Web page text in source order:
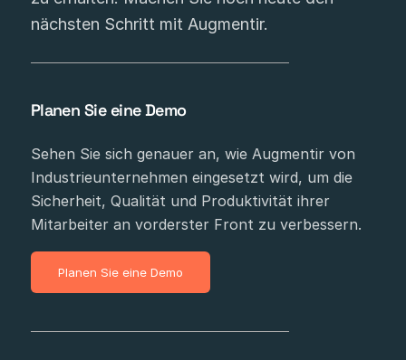
nächsten Schritt mit Augmentir.
Planen Sie eine Demo
Sehen Sie sich genauer an, wie Augmentir von
Industrieunternehmen eingesetzt wird, um die
Sicherheit, Qualität und Produktivität ihrer
Mitarbeiter an vorderster Front zu verbessern.
Planen Sie eine Demo